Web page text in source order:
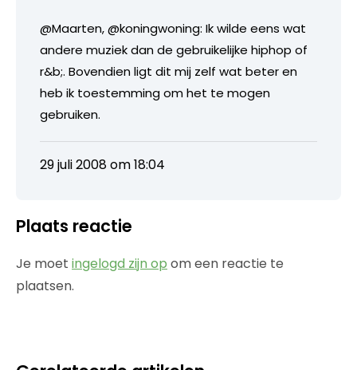
@Maarten, @koningwoning: Ik wilde eens wat
andere muziek dan de gebruikelijke hiphop of
r&b;. Bovendien ligt dit mij zelf wat beter en
heb ik toestemming om het te mogen
gebruiken.
29 juli 2008 om 18:04
Plaats reactie
Je moet ingelogd zijn op om een reactie te
plaatsen.